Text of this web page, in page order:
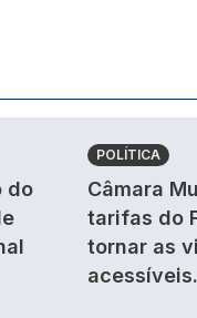
do
POLÍTICA
Câmara
tarifas do
tornar as
acessíveis.